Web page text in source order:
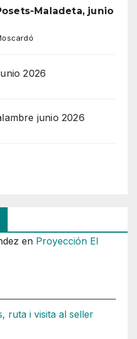
Maladeta, junio
2026
junio 2026
en Proyección El
ruta i visita al seller